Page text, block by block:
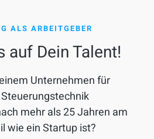
ALS ARBEITGEBER
auf Dein Talent!
Unternehmen für
mehr als 25 Jahren am
wie ein Startup ist?